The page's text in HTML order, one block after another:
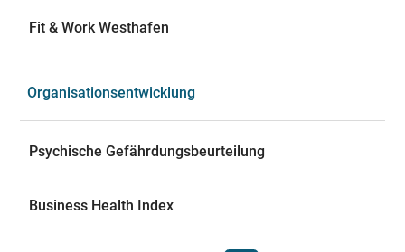
Fit & Work Westhafen
Organisationsentwicklung
Psychische Gefährdungsbeurteilung
Business Health Index